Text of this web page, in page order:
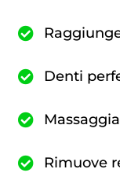
Denti
Rimuove